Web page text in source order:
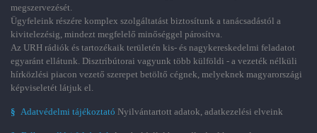
megszervezését.
Ügyfeleink részére komplex szolgáltatást biztosítunk a tanácsadástól a
kivitelezésig, mindezt megfelelő minőséggel párosítva.
Az URH rádiók és tartozékaik területén kis- és nagykereskedelmi feladatot
egyaránt ellátunk. Disztribútorai vagyunk több külföldi - a vezeték nélküli
hírközlési piacon vezető szerepet betöltő cégnek, melyeknek magyarországi
képviseletét látjuk el.
§ Adatvédelmi tájékoztató Nyilvántartott adatok, adatkezelési elveink